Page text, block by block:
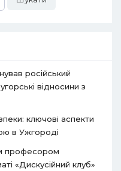
російський
відносини з
ключові аспекти
в Ужгороді
професором
«Дискусійний клуб»